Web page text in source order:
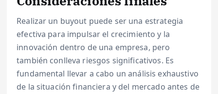
Realizar un buyout puede ser una estrategia
efectiva para impulsar el crecimiento y la
innovación dentro de una empresa, pero
también conlleva riesgos significativos. Es
fundamental llevar a cabo un análisis exhaustivo
de la situación financiera y del mercado antes de